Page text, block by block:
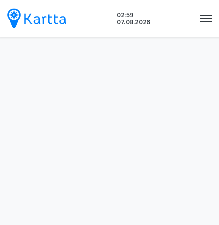
sisältöön
02:59
07.08.2026